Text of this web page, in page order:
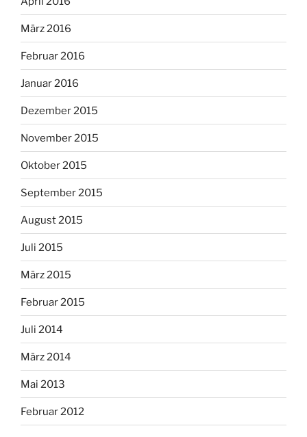
März 2016
Februar 2016
Januar 2016
Dezember 2015
November 2015
Oktober 2015
September 2015
August 2015
Juli 2015
März 2015
Februar 2015
Juli 2014
März 2014
Mai 2013
Februar 2012